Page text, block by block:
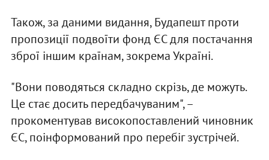
Також, за даними видання, Будапешт проти
пропозиції подвоїти фонд ЄС для постачання
зброї іншим країнам, зокрема Україні.
"Вони поводяться складно скрізь, де можуть.
Це стає досить передбачуваним", –
прокоментував високопоставлений чиновник
ЄС, поінформований про перебіг зустрічей.